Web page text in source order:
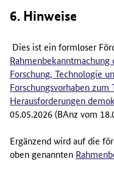
6. Hinweise
Dies ist ein formloser
Forschung, Technologie
Forschungsvorhaben
Herausforderungen
05.05.2026 (BAnz vom
Ergänzend wird auf die
oben genannten